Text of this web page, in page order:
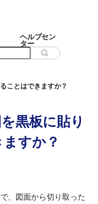
ヘルプセン
ター
ことはできますか？
黒板に貼り
すか？
、図面から切り取った